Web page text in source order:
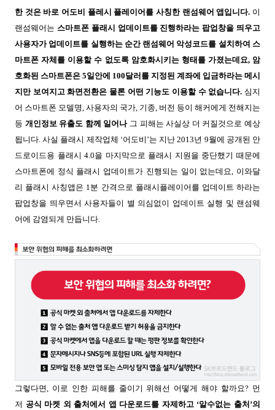
한 것은 바로 어도비 플레시 플레이어를 사칭한 랜섬웨어 앱입니다. 이
랜섬웨어는 스마트폰 플래시 업데이트를 진행하라는 팝업창을 띄우고
사용자가 업데이트를 실행하는 순간 랜섬웨어 악성코드를 설치하여 스
마트폰 자체를 이용할 수 없도록 암호화시키는 형태를 가졌는데요, 암
호화된 스마트폰은 5일안에 100달러를 지정된 계좌에 입금하라는 메시
지만 보여지고 화면전환은 물론 어떤 기능도 이용할 수 없습니다. 심지
어 스마트폰 모델명, 사용자의 국가, 기종, 버전 등이 해커에게 전해지는
등 개인정보 유출도 함께 일어나그 피해는 사실상 더 커질것으로 예상
됩니다. 사실 플래시 제작업체 ‘어도비’는 지난 2013년 9월에 공개된 안
드로이드용 플래시 4.0을 마지막으로 플래시 지원을 중단했기 때문에
스마트폰에 정식 플래시 업데이트가 진행되는 일이 없는데요, 이와달
리 플래시 사칭앱은 1분 간격으로 플래시플레이어를 업데이트 하라는
팝업창을 띄우면서 사용자들이 별 의심없이 업데이트 실행 및 랜섬웨
어에 감염되게 만듭니다.
그렇다면, 이로 인한 피해를 줄이기 위해선 어떻게 해야 할까요? 먼
저 공식 마켓 외 출처에서 앱 다운로드를 자제하고 ‘알수없는 출처’의